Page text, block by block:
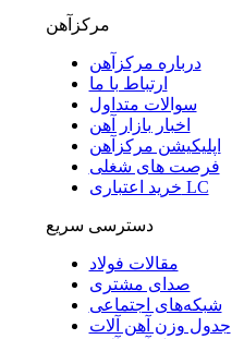
مرکزآهن
درباره مرکزآهن
ارتباط با ما
سوالات متداول
اخبار بازار آهن
اپلیکیشن مرکزآهن
فرصت های شغلی
خرید اعتباری LC
دسترسی سریع
مقالات فولاد
صدای مشتری
شبکه‌های اجتماعی
جدول وزن آهن آلات